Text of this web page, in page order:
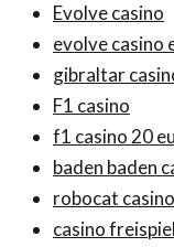
Evolve casino
evolve casino
gibraltar
F1 casino
f1 casino 20
baden baden
robocat casino
casino